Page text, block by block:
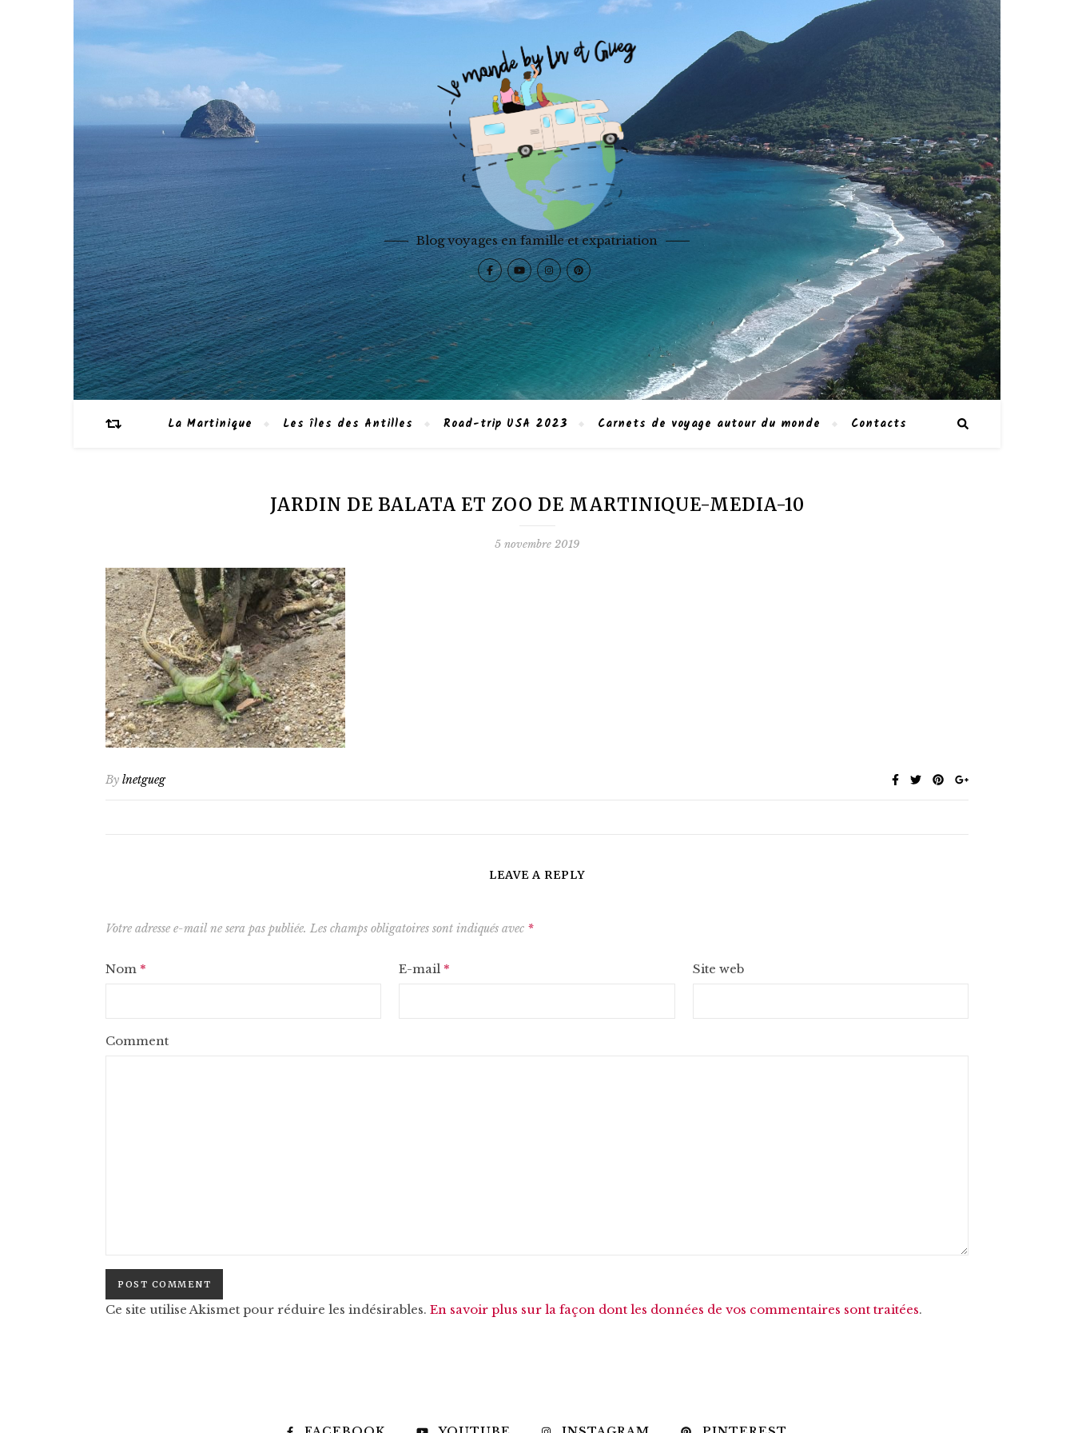
Blog voyages en famille et expatriation
La Martinique Les îles des Antilles Road-trip USA 2023 Carnets de voyage autour du monde Contacts
JARDIN DE BALATA ET ZOO DE MARTINIQUE-MEDIA-10
5 novembre 2019
By lnetgueg
LEAVE A REPLY
Votre adresse e-mail ne sera pas publiée. Les champs obligatoires sont indiqués avec *
Nom * E-mail * Site web
Comment
Ce site utilise Akismet pour réduire les indésirables. En savoir plus sur la façon dont les données de vos commentaires sont traitées.